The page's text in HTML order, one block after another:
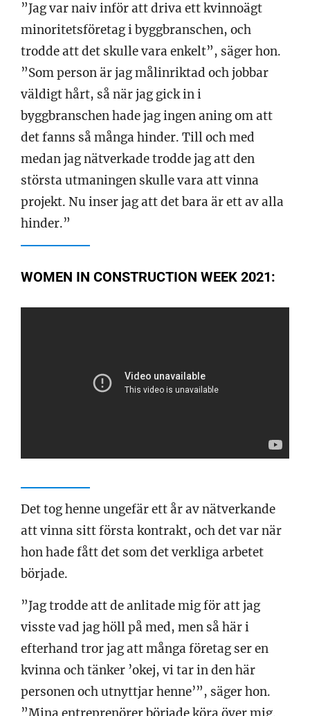
”Jag var naiv inför att driva ett kvinnoägt
minoritetsföretag i byggbranschen, och
trodde att det skulle vara enkelt”, säger hon.
”Som person är jag målinriktad och jobbar
väldigt hårt, så när jag gick in i
byggbranschen hade jag ingen aning om att
det fanns så många hinder. Till och med
medan jag nätverkade trodde jag att den
största utmaningen skulle vara att vinna
projekt. Nu inser jag att det bara är ett av alla
hinder.”
WOMEN IN CONSTRUCTION WEEK 2021:
Det tog henne ungefär ett år av nätverkande
att vinna sitt första kontrakt, och det var när
hon hade fått det som det verkliga arbetet
började.
”Jag trodde att de anlitade mig för att jag
visste vad jag höll på med, men så här i
efterhand tror jag att många företag ser en
kvinna och tänker ’okej, vi tar in den här
personen och utnyttjar henne’”, säger hon.